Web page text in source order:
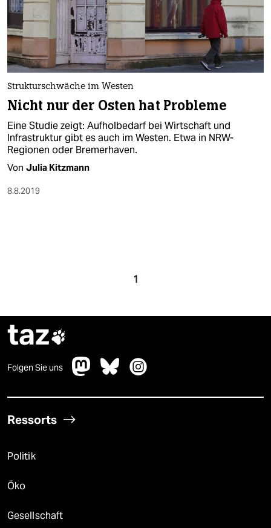
Strukturschwäche im Westen
Nicht nur der Osten hat Probleme
Eine Studie zeigt: Aufholbedarf bei Wirtschaft und
Infrastruktur gibt es auch im Westen. Etwa in NRW-
Regionen oder Bremerhaven.
Von Julia Kitzmann
8.8.2019
1
taz
Folgen Sie uns
Ressorts
Politik
Öko
Gesellschaft